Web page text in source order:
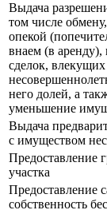
Выдача
том числе
опекой
внаем (в аренду),
сделок,
него долей, а
уменьшение
Выдача
с имуществом
Предоставление
участка
Предоставление
собственность